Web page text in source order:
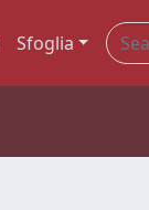
Sfoglia